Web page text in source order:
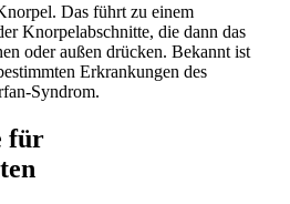
Das führt zu einem
Knorpelabschnitte, die dann das
oder außen drücken. Bekannt ist
Erkrankungen des
Syndrom.
für